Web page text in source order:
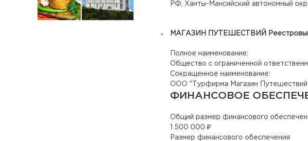
РФ, Ханты-Мансийский автономный
МАГАЗИН ПУТЕШЕСТВИЙ Реестровый
Полное наименование:
Общество с ограниченной
Сокращенное наименование:
ООО " Турфирма Магазин Путешествий
ФИНАНСОВОЕ
Общий размер финансового
1 500 000 ₽
Размер финансового обеспечения